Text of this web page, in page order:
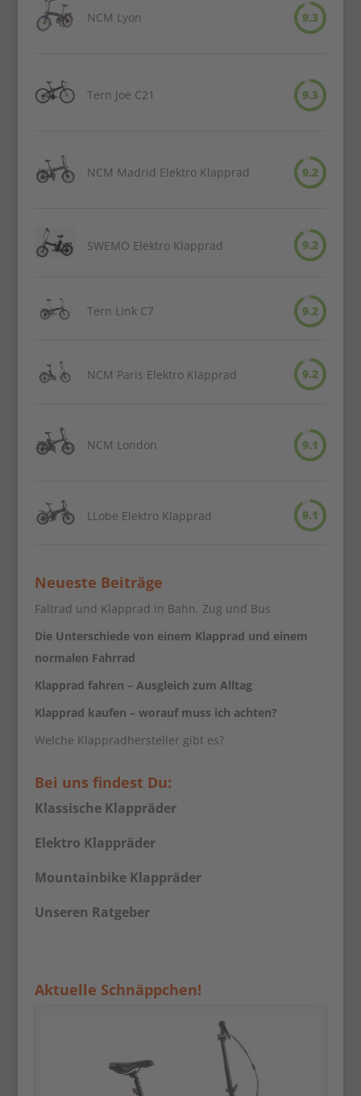
NCM Lyon 9.3
Tern Joe C21 9.3
NCM Madrid Elektro Klapprad 9.2
SWEMO Elektro Klapprad 9.2
Tern Link C7 9.2
NCM Paris Elektro Klapprad 9.2
NCM London 9.1
LLobe Elektro Klapprad 9.1
Neueste Beiträge
Faltrad und Klapprad in Bahn, Zug und Bus
Die Unterschiede von einem Klapprad und einem
normalen Fahrrad
Klapprad fahren – Ausgleich zum Alltag
Klapprad kaufen – worauf muss ich achten?
Welche Klappradhersteller gibt es?
Bei uns findest Du:
Klassische Klappräder
Elektro Klappräder
Mountainbike Klappräder
Unseren Ratgeber
Aktuelle Schnäppchen!